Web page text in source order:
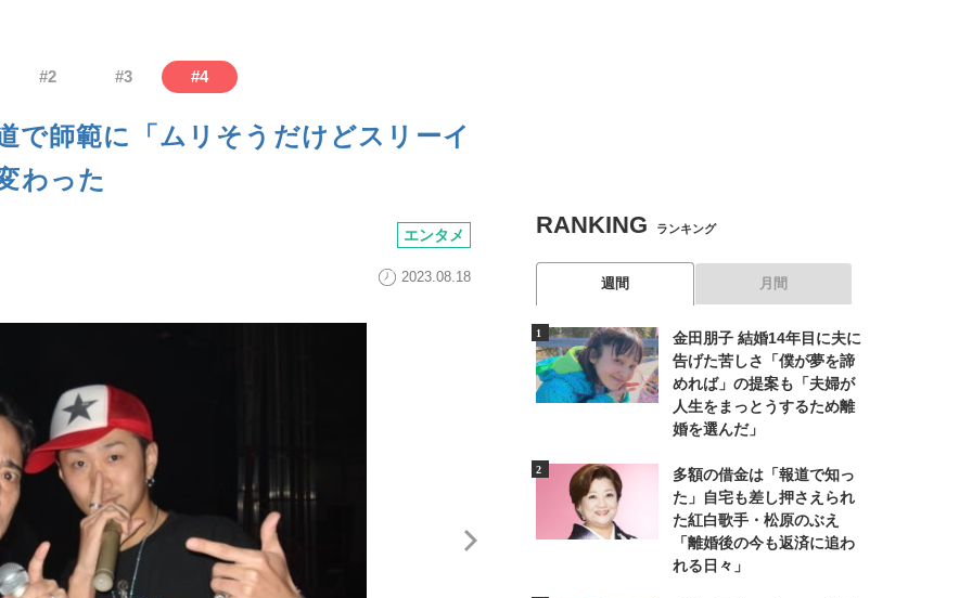
#2 #3 #4
で師範に「ムリそうだけどスリーイ
わった
エンタメ
2023.08.18
RANKING ランキング
週間 月間
金田朋子 結婚14年目に夫に
告げた苦しさ「僕が夢を諦
めれば」の提案も「夫婦が
人生をまっとうするため離
婚を選んだ」
多額の借金は「報道で知っ
た」自宅も差し押さえられ
た紅白歌手・松原のぶえ
「離婚後の今も返済に追わ
れる日々」